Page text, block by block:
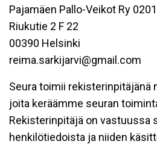
Pajamäen Pallo-Veikot Ry
Riukutie 2 F 22
00390 Helsinki
reima.sarkijarvi@gmail.com
Seura toimii rekisterinpitäjänä
joita keräämme seuran
Rekisterinpitäjä on vastuussa
henkilötiedoista ja niiden